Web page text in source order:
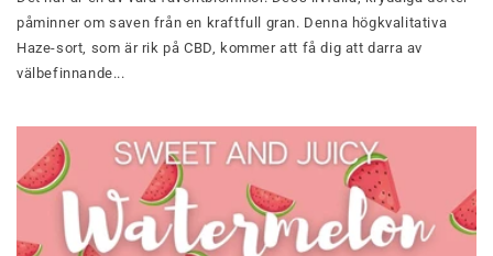
påminner om saven från en kraftfull gran. Denna högkvalitativa
Haze-sort, som är rik på CBD, kommer att få dig att darra av
välbefinnande...